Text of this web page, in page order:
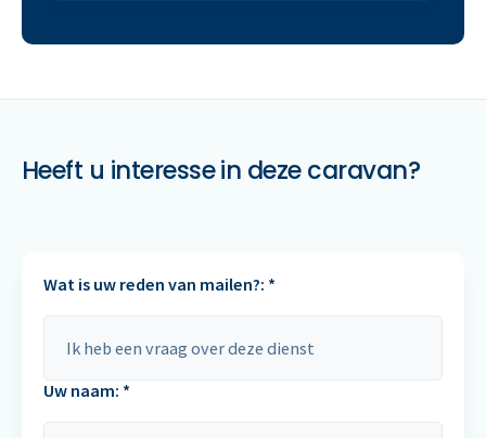
Heeft u interesse in deze caravan?
Wat is uw reden van mailen?: *
Uw naam: *